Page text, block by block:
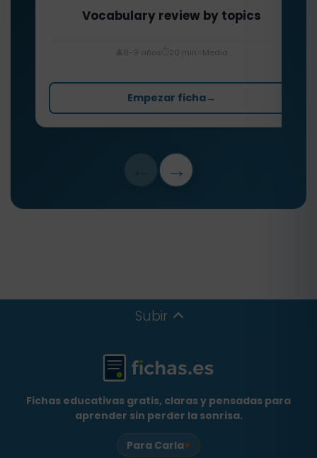
Vocabulary review by topics
8-9 años 20 min Media
Empezar ficha→
→
Subir
Fichas educativas gratis, claras y pensadas para
aprender sin perder la sonrisa.
Para Carla♥